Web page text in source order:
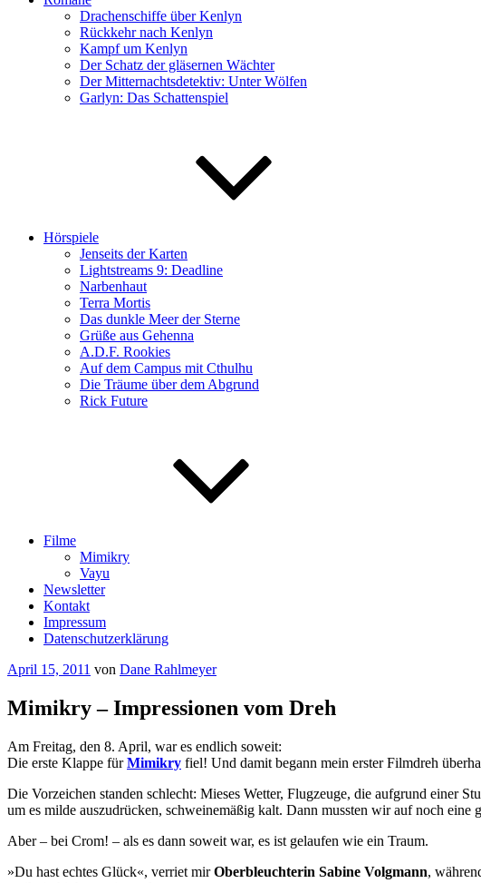
Drachenschiffe über Kenlyn
Rückkehr nach Kenlyn
Kampf um Kenlyn
Der Schatz der gläsernen Wächter
Der Mitternachtsdetektiv: Unter Wölfen
Garlyn: Das Schattenspiel
Hörspiele
Jenseits der Karten
Lightstreams 9: Deadline
Narbenhaut
Terra Mortis
Das dunkle Meer der Sterne
Grüße aus Gehenna
A.D.F. Rookies
Auf dem Campus mit Cthulhu
Die Träume über dem Abgrund
Rick Future
Filme
Mimikry
Vayu
Newsletter
Kontakt
Impressum
Datenschutzerklärung
Veröffentlicht
April 15, 2011 von Dane Rahlmeyer
Mimikry – Impressionen vom Dreh
Am Freitag, den 8. April, war es endlich soweit:
Die erste Klappe fürMimikry fiel! Und damit begann mein erster Filmdreh
Die Vorzeichen standen schlecht: Mieses Wetter, Flugzeuge, die aufgrund einer
um es milde auszudrücken, schweinemäßig kalt. Dann mussten wir auf noch eine
Aber – bei Crom! – als es dann soweit war, es ist gelaufen wie ein Traum.
»Du hast echtes Glück«, verriet mirOberbleuchterin Sabine Volgmann,